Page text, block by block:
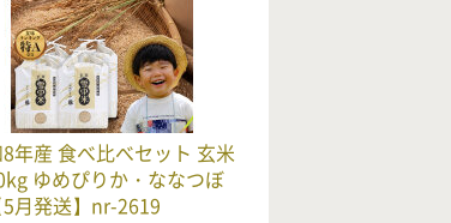
年産 食べ比べセット 玄米
ゆめぴりか・ななつぼ
5月発送】nr-2619